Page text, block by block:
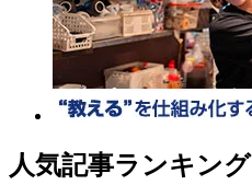
人気記事ランキング